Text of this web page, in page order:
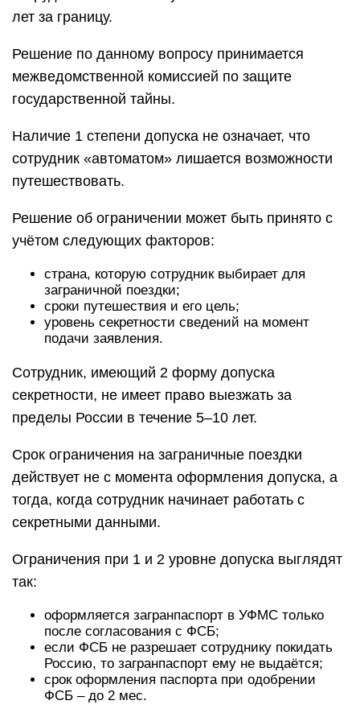
лет за границу.
Решение по данному вопросу принимается
межведомственной комиссией по защите
государственной тайны.
Наличие 1 степени допуска не означает, что
сотрудник «автоматом» лишается возможности
путешествовать.
Решение об ограничении может быть принято с
учётом следующих факторов:
страна, которую сотрудник выбирает для
заграничной поездки;
сроки путешествия и его цель;
уровень секретности сведений на момент
подачи заявления.
Сотрудник, имеющий 2 форму допуска
секретности, не имеет право выезжать за
пределы России в течение 5–10 лет.
Срок ограничения на заграничные поездки
действует не с момента оформления допуска, а
тогда, когда сотрудник начинает работать с
секретными данными.
Ограничения при 1 и 2 уровне допуска выглядят
так:
оформляется загранпаспорт в УФМС только
после согласования с ФСБ;
если ФСБ не разрешает сотруднику покидать
Россию, то загранпаспорт ему не выдаётся;
срок оформления паспорта при одобрении
ФСБ – до 2 мес.